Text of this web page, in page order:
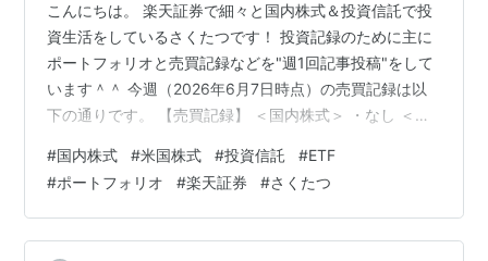
こんにちは。 楽天証券で細々と国内株式＆投資信託で投
資生活をしているさくたつです！ 投資記録のために主に
ポートフォリオと売買記録などを"週1回記事投稿"をして
います＾＾ 今週（2026年6月7日時点）の売買記録は以
下の通りです。 【売買記録】 ＜国内株式＞ ・なし ＜米
株式ETF 2株（単価$47.330/為替レート¥159.970）約定
日：2026年6月2日 ＜投資信託＞ ・買付：eMAXIS Slim
先進国債券インデックス 2,000円 約定日：2026年6月2
日 ・買付：eMAXIS Slim米国株式（S&P500）5,000…
#国内株式 #米国株式 #投資信託 #ETF
#ポートフォリオ #楽天証券 #さくたつ